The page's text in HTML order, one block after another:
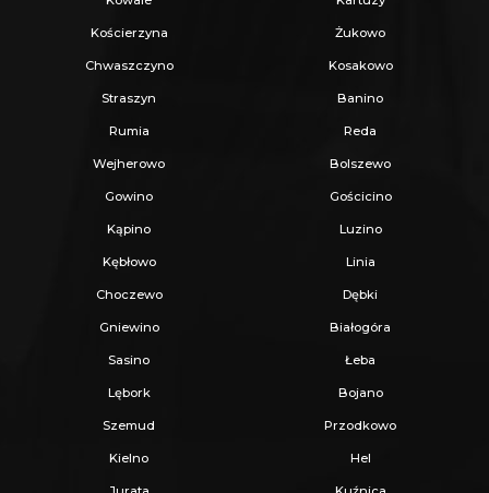
Kościerzyna Żukowo
Chwaszczyno Kosakowo
Straszyn Banino
Rumia Reda
Wejherowo Bolszewo
Gowino Gościcino
Kąpino Luzino
Kębłowo Linia
Choczewo Dębki
Gniewino Białogóra
Sasino Łeba
Lębork Bojano
Szemud Przodkowo
Kielno Hel